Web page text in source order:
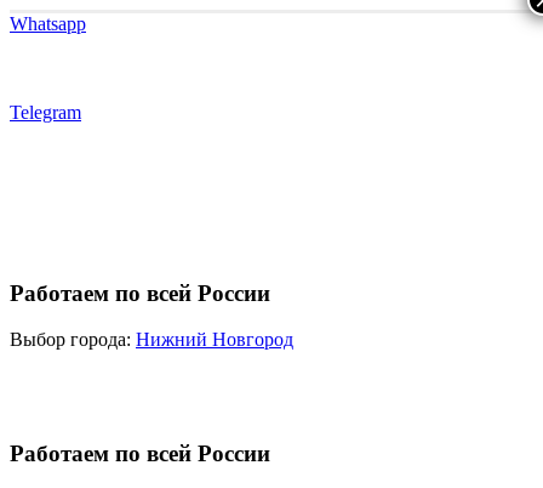
Whatsapp
Telegram
Работаем по всей России
Выбор города: Нижний Новгород
Работаем по всей России